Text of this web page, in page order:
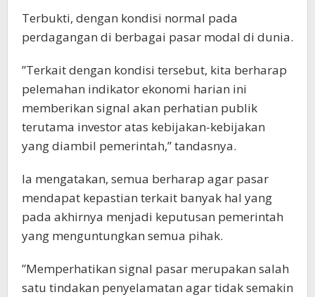
Terbukti, dengan kondisi normal pada
perdagangan di berbagai pasar modal di dunia.
”Terkait dengan kondisi tersebut, kita berharap
pelemahan indikator ekonomi harian ini
memberikan signal akan perhatian publik
terutama investor atas kebijakan-kebijakan
yang diambil pemerintah,” tandasnya.
Ia mengatakan, semua berharap agar pasar
mendapat kepastian terkait banyak hal yang
pada akhirnya menjadi keputusan pemerintah
yang menguntungkan semua pihak.
”Memperhatikan signal pasar merupakan salah
satu tindakan penyelamatan agar tidak semakin